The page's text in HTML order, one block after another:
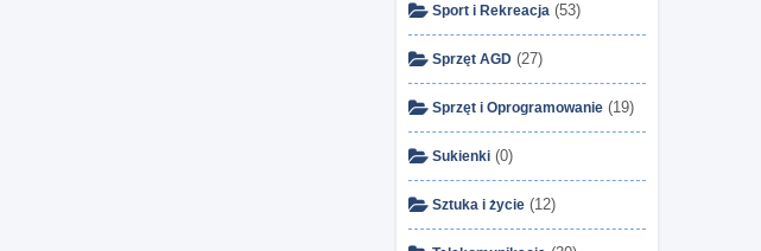
Sport i Rekreacja (53)
Sprzęt AGD (27)
Sprzęt i Oprogramowanie (19)
Sukienki (0)
Sztuka i życie (12)